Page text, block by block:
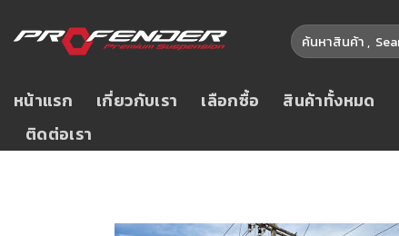
หน้าแรก เกี่ยวกับเรา เลือกซื้อ สินค้าทั้งหมด
ติดต่อเรา